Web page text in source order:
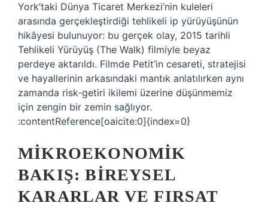
York’taki Dünya Ticaret Merkezi’nin kuleleri
arasında gerçekleştirdiği tehlikeli ip yürüyüşünün
hikâyesi bulunuyor: bu gerçek olay, 2015 tarihli
Tehlikeli Yürüyüş (The Walk) filmiyle beyaz
perdeye aktarıldı. Filmde Petit’in cesareti, stratejisi
ve hayallerinin arkasındaki mantık anlatılırken aynı
zamanda risk‑getiri ikilemi üzerine düşünmemiz
için zengin bir zemin sağlıyor.
:contentReference[oaicite:0]{index=0}
MIKROEKONOMIK
BAKIŞ: BIREYSEL
KARARLAR VE FIRSAT